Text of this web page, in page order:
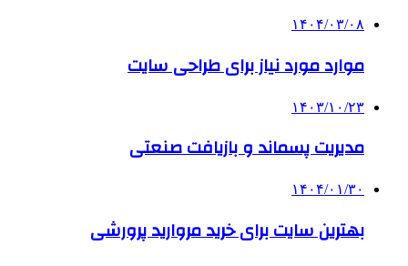
۱۴۰۴/۰۳/۰۸
موارد مورد نیاز برای طراحی سایت
۱۴۰۳/۱۰/۲۳
مدیریت پسماند و بازیافت صنعتی
۱۴۰۴/۰۱/۳۰
بهترین سایت برای خرید مروارید پرورشی